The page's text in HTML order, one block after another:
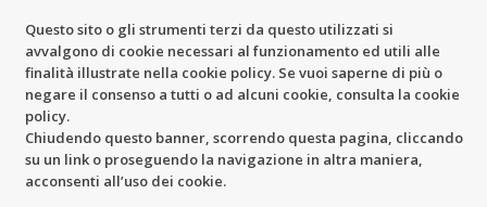
Questo sito o gli strumenti terzi da questo utilizzati si
avvalgono di cookie necessari al funzionamento ed utili alle
finalità illustrate nella cookie policy. Se vuoi saperne di più o
negare il consenso a tutti o ad alcuni cookie, consulta la cookie
policy.
Chiudendo questo banner, scorrendo questa pagina, cliccando
su un link o proseguendo la navigazione in altra maniera,
acconsenti all’uso dei cookie.